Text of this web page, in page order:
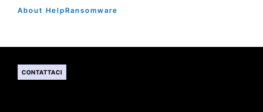
About HelpRansomware
CONTATTACI